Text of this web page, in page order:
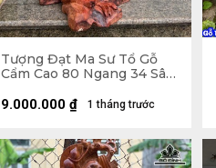
Tượng Đạt Ma Sư Tổ Gỗ
Cẩm Cao 80 Ngang 34 Sâu
1 tháng trước
9.000.000 ₫